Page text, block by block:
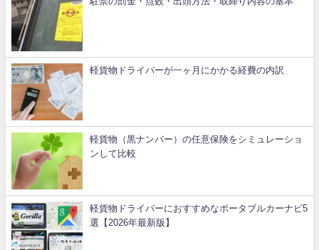
軽貨物ドライバーが一ヶ月にかかる経費の内訳
軽貨物（黒ナンバー）の任意保険をシミュレーショ
ンして比較
軽貨物ドライバーにおすすめなポータブルカーナビ5
選【2026年最新版】